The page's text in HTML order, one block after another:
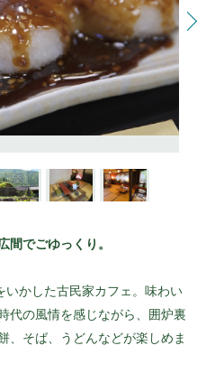
間でごゆっくり。
かした古民家カフェ。味わい
代の風情を感じながら、囲炉裏
、そば、うどんなどが楽しめま